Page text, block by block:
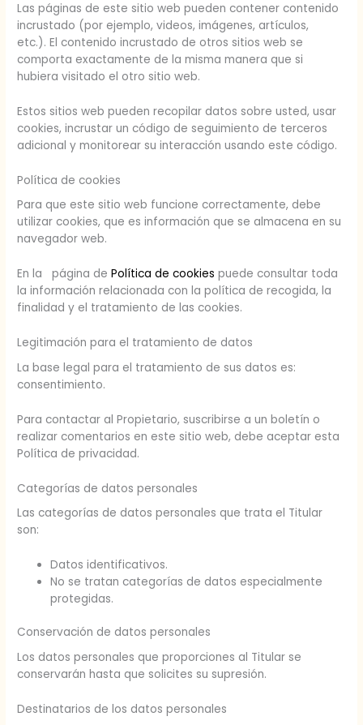
Las páginas de este sitio web pueden contener contenido
incrustado (por ejemplo, videos, imágenes, artículos,
etc.). El contenido incrustado de otros sitios web se
comporta exactamente de la misma manera que si
hubiera visitado el otro sitio web.
Estos sitios web pueden recopilar datos sobre usted, usar
cookies, incrustar un código de seguimiento de terceros
adicional y monitorear su interacción usando este código.
Política de cookies
Para que este sitio web funcione correctamente, debe
utilizar cookies, que es información que se almacena en su
navegador web.
En la página dePolítica de cookies puede consultar toda
la información relacionada con la política de recogida, la
finalidad y el tratamiento de las cookies.
Legitimación para el tratamiento de datos
La base legal para el tratamiento de sus datos es:
consentimiento.
Para contactar al Propietario, suscribirse a un boletín o
realizar comentarios en este sitio web, debe aceptar esta
Política de privacidad.
Categorías de datos personales
Las categorías de datos personales que trata el Titular
son:
Datos identificativos.
No se tratan categorías de datos especialmente
protegidas.
Conservación de datos personales
Los datos personales que proporciones al Titular se
conservarán hasta que solicites su supresión.
Destinatarios de los datos personales